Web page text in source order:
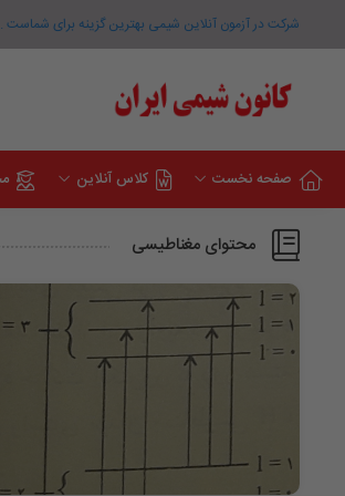
شرکت در آزمون آنلاین شیمی بهترین گزینه برای شماست .
صفحه نخست کلاس آنلاین
محتوای مغناطیسی